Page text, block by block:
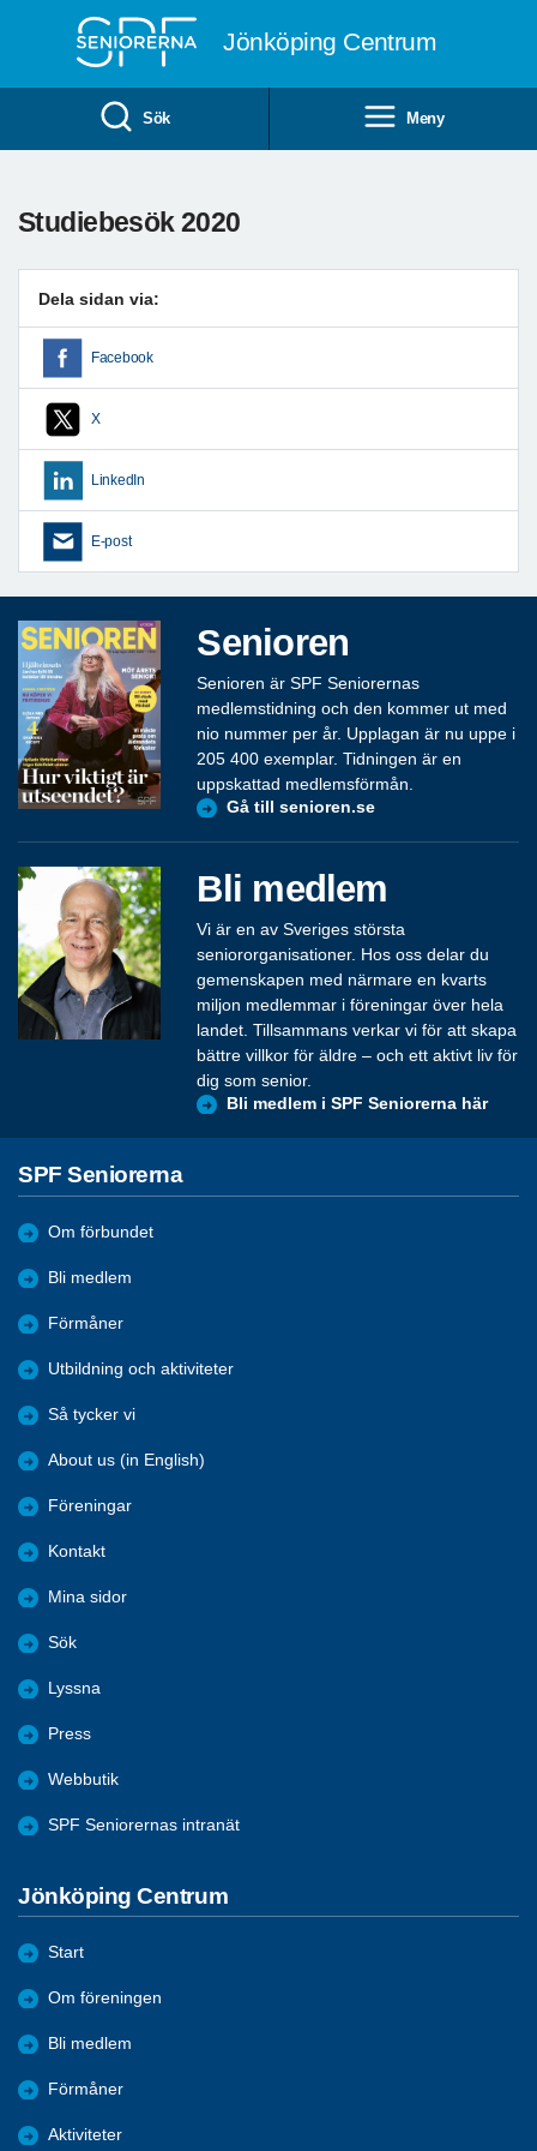
Jönköping Centrum
Sök Meny
Studiebesök 2020
Dela sidan via:
Facebook
X
LinkedIn
E-post
Senioren
Senioren är SPF Seniorernas
medlemstidning och den kommer ut med
nio nummer per år. Upplagan är nu uppe i
205 400 exemplar. Tidningen är en
uppskattad medlemsförmån.
Gå till senioren.se
Bli medlem
Vi är en av Sveriges största
seniororganisationer. Hos oss delar du
gemenskapen med närmare en kvarts
miljon medlemmar i föreningar över hela
landet. Tillsammans verkar vi för att skapa
bättre villkor för äldre – och ett aktivt liv för
dig som senior.
Bli medlem i SPF Seniorerna här
SPF Seniorerna
Om förbundet
Bli medlem
Förmåner
Utbildning och aktiviteter
Så tycker vi
About us (in English)
Föreningar
Kontakt
Mina sidor
Sök
Lyssna
Press
Webbutik
SPF Seniorernas intranät
Jönköping Centrum
Start
Om föreningen
Bli medlem
Förmåner
Aktiviteter